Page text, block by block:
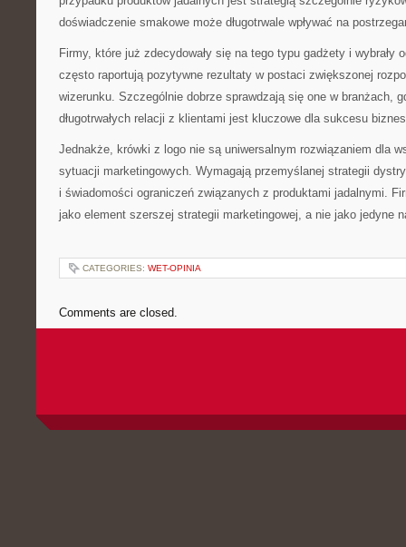
doświadczenie smakowe może długotrwale wpływać na
Firmy, które już zdecydowały się na tego typu gadżety i wybrały
często raportują pozytywne rezultaty w postaci zwiększonej
wizerunku. Szczególnie dobrze sprawdzają się one w branżach,
długotrwałych relacji z klientami jest kluczowe dla sukcesu
Jednakże, krówki z logo nie są uniwersalnym rozwiązaniem dla
sytuacji marketingowych. Wymagają przemyślanej strategii
i świadomości ograniczeń związanych z produktami jadalnymi.
jako element szerszej strategii marketingowej, a nie jako jedyne
CATEGORIES: WET-OPINIA
Comments are closed.